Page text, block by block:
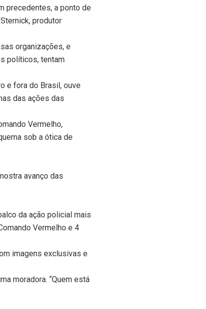
precedentes, a ponto de
produtor
organizações, e
políticos, tentam
e fora do Brasil, ouve
das ações das
Vermelho,
sob a ótica de
avanço das
da ação policial mais
Vermelho e 4
imagens exclusivas e
moradora. “Quem está